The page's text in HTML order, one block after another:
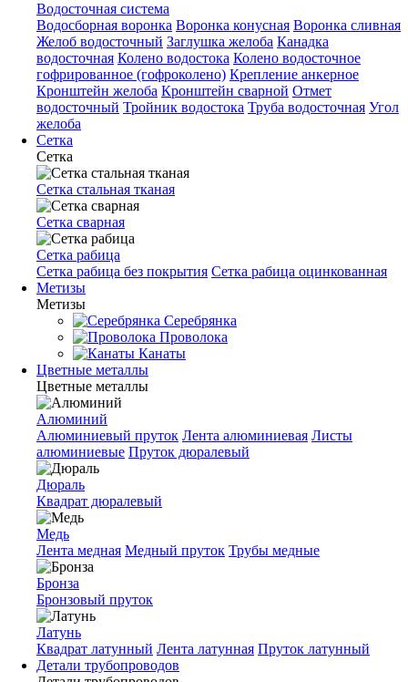
Водосточная система
Водосборная воронка Воронка конусная Воронка сливная
Желоб водосточный Заглушка желоба Канадка
водосточная Колено водостока Колено водосточное
гофрированное (гофроколено) Крепление анкерное
Кронштейн желоба Кронштейн сварной Отмет
водосточный Тройник водостока Труба водосточная Угол
желоба
Сетка
Сетка
Сетка стальная тканая
Сетка сварная
Сетка рабица
Сетка рабица без покрытия Сетка рабица оцинкованная
Метизы
Метизы
Серебрянка
Проволока
Канаты
Цветные металлы
Цветные металлы
Алюминий
Алюминиевый пруток Лента алюминиевая Листы
алюминиевые Пруток дюралевый
Дюраль
Квадрат дюралевый
Медь
Лента медная Медный пруток Трубы медные
Бронза
Бронзовый пруток
Латунь
Квадрат латунный Лента латунная Пруток латунный
Детали трубопроводов